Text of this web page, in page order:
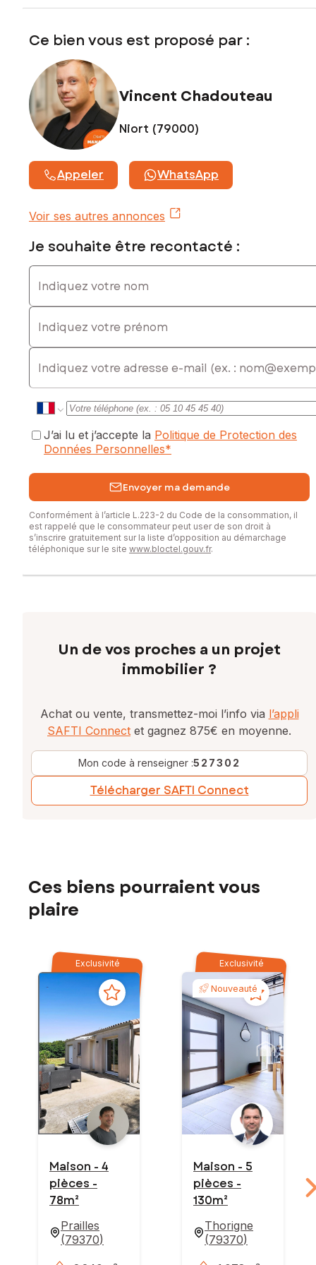
Contactez votre conseiller SAFTI : Vincent CHADOUTEAU,
Tél. : 06 28 30 32 86, E-mail : vincent.chadouteau@safti.fr -
EI - Agent commercial immatriculé au RSAC de sous le
numéro 823415674
Ce bien vous est proposé par :
Vincent Chadouteau
Niort (79000)
Appeler WhatsApp
Voir ses autres annonces
Je souhaite être recontacté :
Indiquez votre nom
Indiquez votre prénom
E-mail
J’ai lu et j’accepte la Politique de Protection des
Données Personnelles*
Envoyer ma demande
Conformément à l’article L.223-2 du Code de la consommation, il
est rappelé que le consommateur peut user de son droit à
s’inscrire gratuitement sur la liste d’opposition au démarchage
téléphonique sur le site www.bloctel.gouv.fr.
Un de vos proches a un projet
immobilier ?
Achat ou vente, transmettez-moi l’info via l’appli
SAFTI Connect et gagnez 875€ en moyenne.
Mon code à renseigner :527302
Télécharger SAFTI Connect
Ces biens pourraient vous
plaire
Exclusivité
Maison - 4
pièces -
78m²
Prailles
(79370)
Exclusivité
Nouveauté
Maison - 5
pièces -
130m²
Thorigne
(79370)